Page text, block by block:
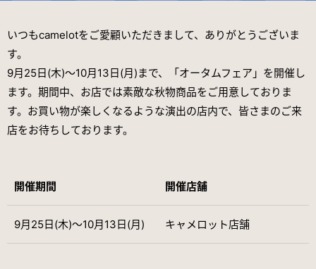
いつもcamelotをご愛顧いただきまして、ありがとうございま
す。
9月25日(木)～10月13日(月)まで、「オータムフェア」を開催し
ます。期間中、お店では素敵な秋物商品をご用意しておりま
す。お買い物が楽しくなるような演出の店内で、皆さまのご来
店をお待ちしております。
開催期間 開催店舗
9月25日(木)～10月13日(月) キャメロット店舗